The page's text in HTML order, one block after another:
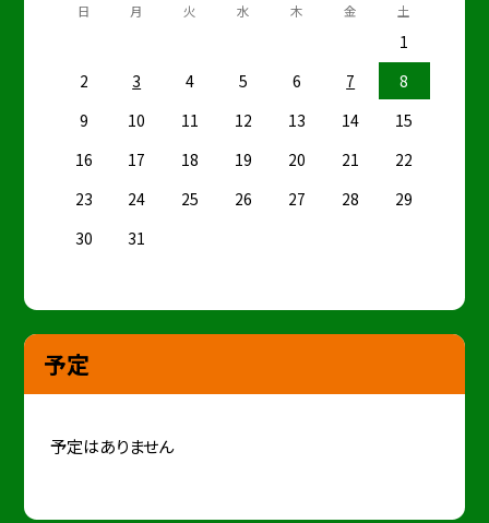
日 月 火 水 木 金 土
1
2
3 4 5 6 7
8
9
10 11 12 13 14
15
16
17 18 19 20 21
22
23
24 25 26 27 28
29
30
31
予定
予定はありません